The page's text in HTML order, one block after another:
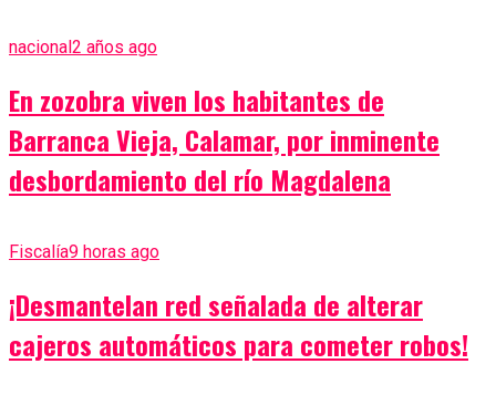
nacional2 años ago
En zozobra viven los habitantes de
Barranca Vieja, Calamar, por inminente
desbordamiento del río Magdalena
Fiscalía9 horas ago
¡Desmantelan red señalada de alterar
cajeros automáticos para cometer robos!